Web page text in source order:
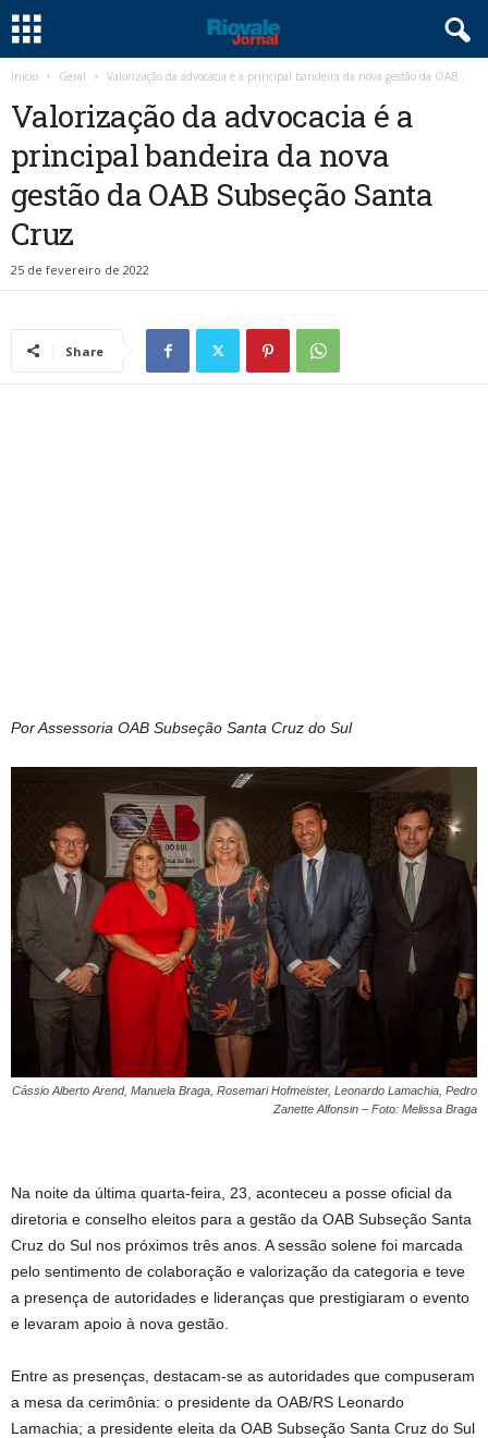
Início Geral Valorização da advocacia é a principal bandeira da nova gestão da OAB...
Valorização da advocacia é a
principal bandeira da nova
gestão da OAB Subseção Santa
Cruz
25 de fevereiro de 2022
Share
Por Assessoria OAB Subseção Santa Cruz do Sul
Cássio Alberto Arend, Manuela Braga, Rosemari Hofmeister, Leonardo Lamachia, Pedro
Zanette Alfonsin – Foto: Melissa Braga
Na noite da última quarta-feira, 23, aconteceu a posse oficial da
diretoria e conselho eleitos para a gestão da OAB Subseção Santa
Cruz do Sul nos próximos três anos. A sessão solene foi marcada
pelo sentimento de colaboração e valorização da categoria e teve
a presença de autoridades e lideranças que prestigiaram o evento
e levaram apoio à nova gestão.
Entre as presenças, destacam-se as autoridades que compuseram
a mesa da cerimônia: o presidente da OAB/RS Leonardo
Lamachia; a presidente eleita da OAB Subseção Santa Cruz do Sul